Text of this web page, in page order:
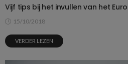
Vijf tips bij het invullen van het
15/10/2018
VERDER LEZEN